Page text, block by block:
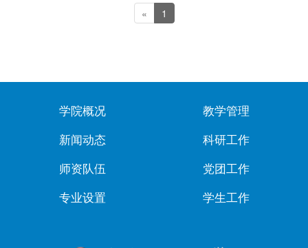
« 1
学院概况
新闻动态
师资队伍
专业设置
教学管理
科研工作
党团工作
学生工作